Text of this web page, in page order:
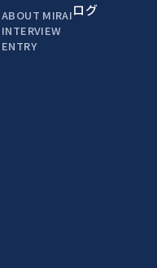
ABOUT MIRAI
INTERVIEW
ENTRY
ログ